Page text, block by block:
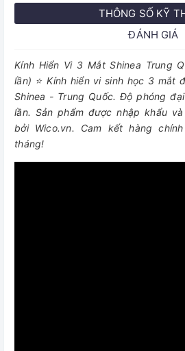
THÔNG SỐ KỸ
ĐÁNH GIÁ
Kính Hiển Vi 3 Mắt Shinea Trung
lần) ⭐ Kính hiển vi sinh học 3 mắt
Shinea - Trung Quốc. Độ phóng
lần. Sản phẩm được nhập khẩu
bởi Wico.vn. Cam kết hàng
tháng!